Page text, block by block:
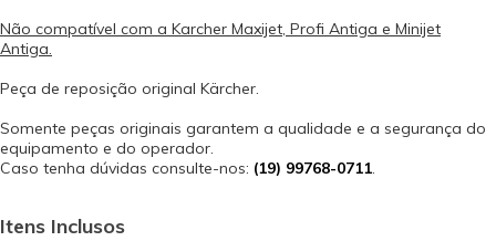
Não compatível com a Karcher Maxijet, Profi Antiga e Minijet
Antiga.
Peça de reposição original Kärcher.
Somente peças originais garantem a qualidade e a segurança do
equipamento e do operador.
Caso tenha dúvidas consulte-nos: (19) 99768-0711.
Itens Inclusos